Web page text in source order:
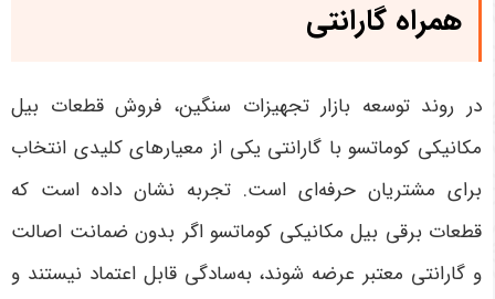
همراه گارانتی
در روند توسعه بازار تجهیزات سنگین، فروش قطعات بیل
مکانیکی کوماتسو با گارانتی یکی از معیارهای کلیدی انتخاب
برای مشتریان حرفه‌ای است. تجربه نشان داده است که
قطعات برقی بیل مکانیکی کوماتسو اگر بدون ضمانت اصالت
و گارانتی معتبر عرضه شوند، به‌سادگی قابل اعتماد نیستند و